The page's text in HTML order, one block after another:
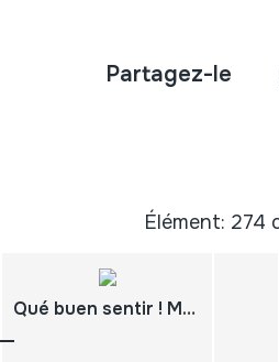
Partagez-le
Élément: 274
Qué buen sentir ! Mosica e mosicos de por astí. Música y músicos de por ahí.